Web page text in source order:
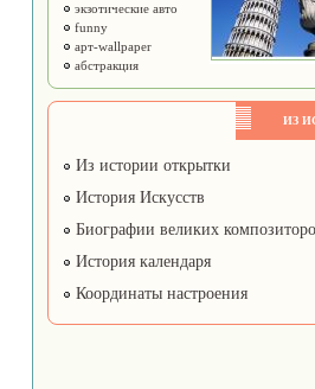
экзотические авто
funny
арт-wallpaper
абстракция
ИЗ
Из истории открытки
История Искусств
Биографии великих
История календаря
Координаты настроения